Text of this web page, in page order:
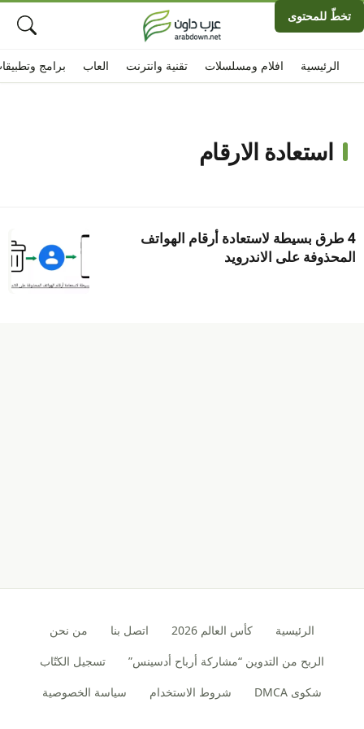
تخطّ للمحتوى
الرئيسية افلام ومسلسلات تقنية وانترنت العاب برامج
استعادة الارقام
4 طرق بسيطة لاستعادة أرقام الهواتف
المحذوفة على الاندرويد
الرئيسية كأس العالم 2026 اتصل بنا
من نحن
الربح من التدوين “مشاركة أرباح أدسينس”
تسجيل الكتّاب
شكوى DMCA
شروط الاستخدام سياسة الخصوصية